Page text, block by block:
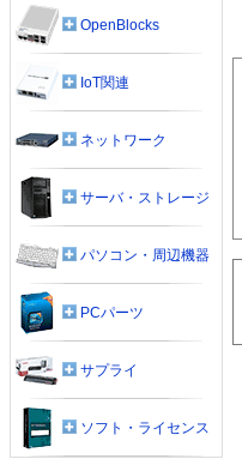
OpenBlocks
IoT関連
ネットワーク
サーバ・ストレージ
パソコン・周辺機器
PCパーツ
サプライ
ソフト・ライセンス